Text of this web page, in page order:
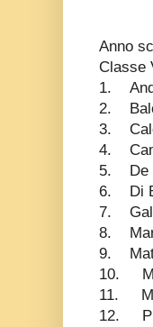
Anno
Classe
1.
2.
3.
4.
5. De
6. Di
7.
8.
9.
10.
11.
12.